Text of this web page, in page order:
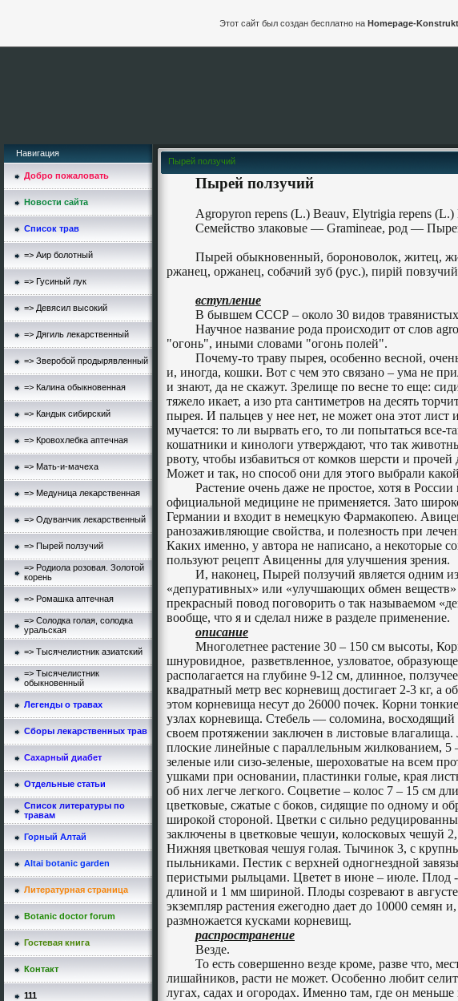
Навигация
Добро пожаловать
Новости сайта
Список трав
=> Аир болотный
=> Гусиный лук
=> Девясил высокий
=> Дягиль лекарственный
=> Зверобой продырявленный
=> Калина обыкновенная
=> Кандык сибирский
=> Кровохлебка аптечная
=> Мать-и-мачеха
=> Медуница лекарственная
=> Одуванчик лекарственный
=> Пырей ползучий
=> Родиола розовая. Золотой
корень
=> Ромашка аптечная
=> Солодка голая, солодка
уральская
=> Тысячелистник азиатский
=> Тысячелистник
обыкновенный
Легенды о травах
Сборы лекарственных трав
Сахарный диабет
Отдельные статьи
Список литературы по
травам
Горный Алтай
Altai botanic garden
Литературная страница
Botanic doctor forum
Гостевая книга
Контакт
111
Пырей ползучий
Пырей ползучий
Agropyron repens (L.) Beauv, Elytrigia repens (L.)
Семейство злаковые — Gramineae, род —
Пырей обыкновенный, бороноволок, житец,
ржанец, оржанец, собачий зуб (рус.), пирiй
вступление
В бывшем СССР – около 30 видов травянистых
Научное название рода происходит от слов
"огонь", иными словами "огонь полей".
Почему-то траву пырея, особенно весной,
и, иногда, кошки. Вот с чем это связано – ума не
и знают, да не скажут. Зрелище по весне то еще:
тяжело икает, а изо рта сантиметров на десять
пырея. И пальцев у нее нет, не может она этот лист
мучается: то ли вырвать его, то ли попытаться все-
кошатники и кинологи утверждают, что так
рвоту, чтобы избавиться от комков шерсти и прочей
Может и так, но способ они для этого выбрали
Растение очень даже не простое, хотя в
официальной медицине не применяется. Зато
Германии и входит в немецкую Фармакопею.
ранозаживляющие свойства, и полезность при
Каких именно, у автора не написано, а некоторые
пользуют рецепт Авиценны для улучшения зрения.
И, наконец, Пырей ползучий является одним
«депуративных» или «улучшающих обмен веществ»
прекрасный повод поговорить о так называемом
вообще, что я и сделал ниже в разделе применение.
описание
Многолетнее растение 30 – 150 см высоты,
шнуровидное, разветвленное, узловатое,
располагается на глубине 9-12 см, длинное,
квадратный метр вес корневищ достигает 2-3 кг, а
этом корневища несут до 26000 почек. Корни
узлах корневища. Стебель — соломина,
своем протяжении заключен в листовые влагалища.
плоские линейные с параллельным жилкованием, 5
зеленые или сизо-зеленые, шероховатые на всем
ушками при основании, пластинки голые, края
об них легче легкого. Соцветие – колос 7 – 15 см
цветковые, сжатые с боков, сидящие по одному и
широкой стороной. Цветки с сильно
заключены в цветковые чешуи, колосковых чешуй
Нижняя цветковая чешуя голая. Тычинок 3, с
пыльниками. Пестик с верхней одногнездной
перистыми рыльцами. Цветет в июне – июле. Плод -
длиной и 1 мм шириной. Плоды созревают в
экземпляр растения ежегодно дает до 10000 семян
размножается кусками корневищ.
распространение
Везде.
То есть совершенно везде кроме, разве что,
лишайников, расти не может. Особенно любит
лугах, садах и огородах. Именно там, где он меньше
Этот сайт был создан бесплатно на Homepage-